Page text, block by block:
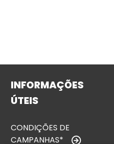
INFORMAÇÕES
ÚTEIS
CONDIÇÕES DE
CAMPANHAS*